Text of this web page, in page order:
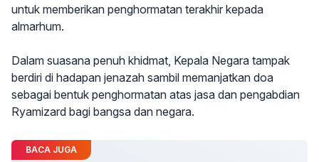
untuk memberikan penghormatan terakhir kepada
almarhum.
Dalam suasana penuh khidmat, Kepala Negara tampak
berdiri di hadapan jenazah sambil memanjatkan doa
sebagai bentuk penghormatan atas jasa dan pengabdian
Ryamizard bagi bangsa dan negara.
BACA JUGA